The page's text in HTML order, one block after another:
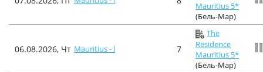
Mauritius 5*
(Бель-Мар)
06.08.2026, Чт Mauritius - l 7
The
Residence
Mauritius 5*
(Бель-Мар)